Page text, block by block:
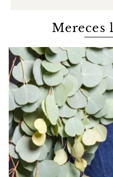
Mereces